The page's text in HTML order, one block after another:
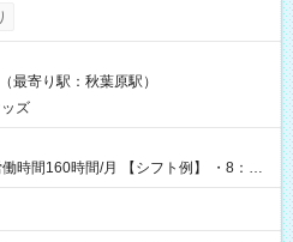
働いたその日に現金GET♪ お仕事後はコ
落とせます！ 【試用期間】試
最寄り駅：秋葉原駅）
ズ
/月 【シフト例】 ・8：00